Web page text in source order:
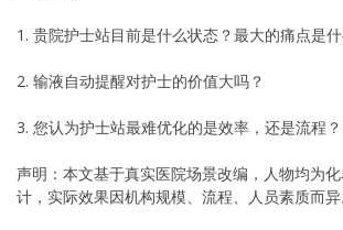
1. 贵院护士站目前是什么状态？最大的痛点是什
2. 输液自动提醒对护士的价值大吗？
3. 您认为护士站最难优化的是效率，还是流程？
声明：本文基于真实医院场景改编，人物均为
计，实际效果因机构规模、流程、人员素质而异